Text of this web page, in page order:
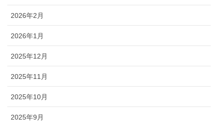
2026年2月
2026年1月
2025年12月
2025年11月
2025年10月
2025年9月